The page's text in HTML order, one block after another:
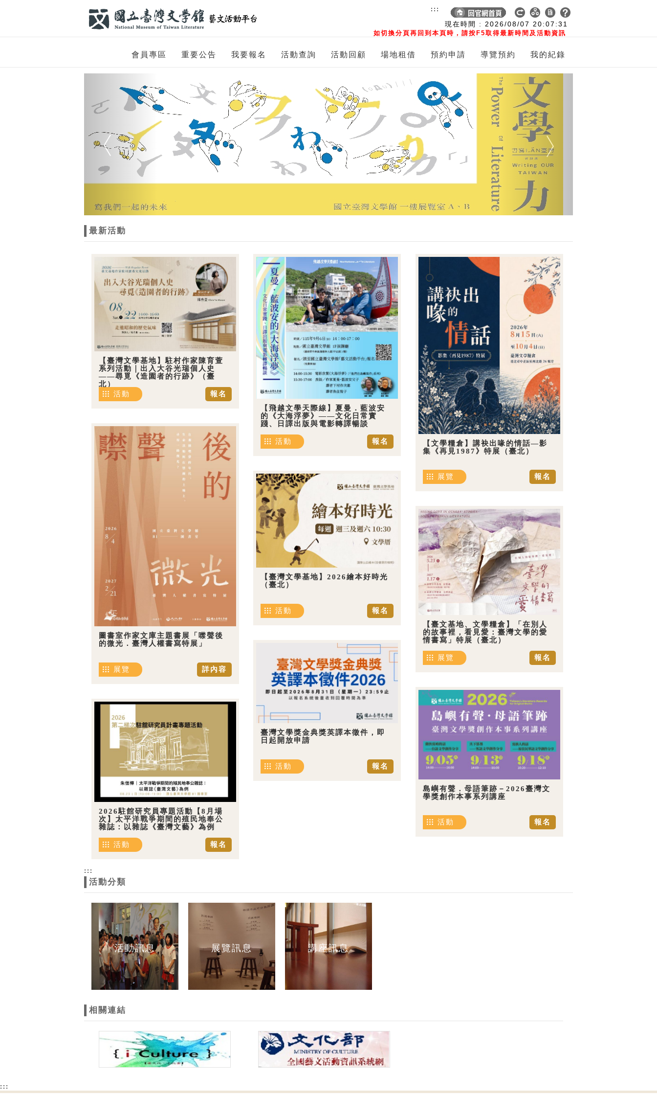
現在時間 : 2026/08/07 20:07:31
如切換分頁再回到本頁時，請按F5取得最新時間及活動資訊
:::
會員專區 重要公告 我要報名 活動查詢 活動回顧 場地租借 預約申請 導覽預約 我的紀錄
Next
最新活動
【臺灣文學基地】駐村作家陳育萱
系列活動｜出入大谷光瑞個人史
——尋覓《造園者的行跡》（臺
北）
報名
活動
【飛越文學天際線】夏曼．藍波安
的《大海浮夢》——文化日常實
踐、日譯出版與電影轉譯暢談
報名
活動
【文學糧倉】講袂出喙的情話—影
集《再見1987》特展（臺北）
報名
展覽
圖書室作家文庫主題書展「噤聲後
的微光．臺灣人權書寫特展」
詳內容
展覽
【臺灣文學基地】2026繪本好時光
（臺北）
報名
活動
【臺文基地、文學糧倉】「在別人
的故事裡，看見愛：臺灣文學的愛
情書寫」特展（臺北）
報名
展覽
臺灣文學獎金典獎英譯本徵件，即
日起開放申請
報名
活動
島嶼有聲．母語筆跡－2026臺灣文
學獎創作本事系列講座
報名
活動
2026駐館研究員專題活動【8月場
次】太平洋戰爭期間的殖民地奉公
雜誌：以雜誌《臺灣文藝》為例
報名
活動
:::
活動分類
活動訊息 展覽訊息 講座訊息
相關連結
:::